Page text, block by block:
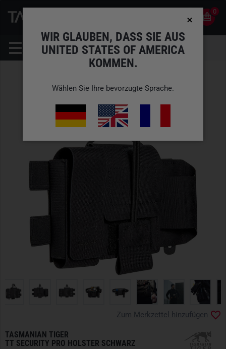
0
TASMANIAN TIGER
TT SECURITY PRO HOLSTER SCHWARZ
Zum Merkzettel hinzufügen
WIR GLAUBEN, DASS SIE AUS
UNITED STATES OF AMERICA
KOMMEN.
Wählen Sie Ihre bevorzugte Sprache.